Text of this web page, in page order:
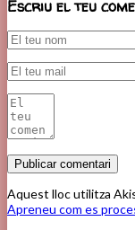
Escriu el teu
Aquest lloc utilitza
Apreneu com es